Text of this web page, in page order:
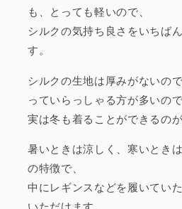
も、とっても軽いので、
シルクの気持ち良さをいちば
す。
シルクの生地は厚みがないの
っていらっしゃる方が多いので
実は冬も着ることができるの
暑いときは涼しく、寒いとき
の特徴で、
中にレギンスなどを履いてい
いただけます。